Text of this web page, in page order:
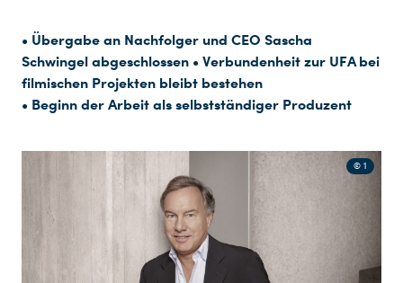
• Übergabe an Nachfolger und CEO Sascha
Schwingel abgeschlossen • Verbundenheit zur UFA bei
filmischen Projekten bleibt bestehen
• Beginn der Arbeit als selbstständiger Produzent
© 1